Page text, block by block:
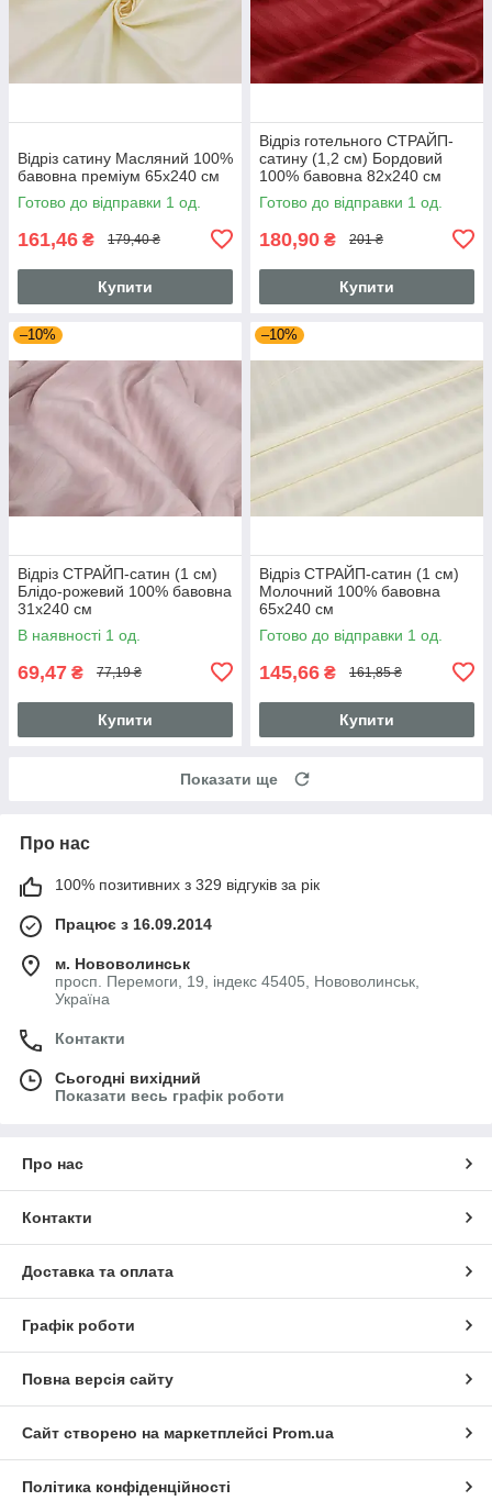
Відріз сатину Масляний 100%
бавовна преміум 65х240 см
Готово до відправки 1 од.
161,46 ₴ 179,40 ₴
Купити
Відріз готельного СТРАЙП-
сатину (1,2 см) Бордовий
100% бавовна 82х240 см
Готово до відправки 1 од.
180,90 ₴ 201 ₴
Купити
–10%
Відріз СТРАЙП-сатин (1 см)
Блідо-рожевий 100% бавовна
31х240 см
В наявності 1 од.
69,47 ₴ 77,19 ₴
Купити
–10%
Відріз СТРАЙП-сатин (1 см)
Молочний 100% бавовна
65х240 см
Готово до відправки 1 од.
145,66 ₴ 161,85 ₴
Купити
Показати ще
Про нас
100% позитивних з 329 відгуків за рік
Працює з 16.09.2014
м. Нововолинськ
просп. Перемоги, 19, індекс 45405, Нововолинськ,
Україна
Контакти
Сьогодні вихідний
Показати весь графік роботи
Про нас
Контакти
Доставка та оплата
Графік роботи
Повна версія сайту
Сайт створено на маркетплейсі Prom.ua
Політика конфіденційності